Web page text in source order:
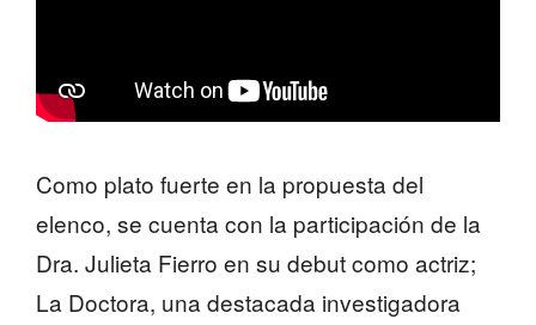
Como plato fuerte en la propuesta del
elenco, se cuenta con la participación de la
Dra. Julieta Fierro en su debut como actriz;
La Doctora, una destacada investigadora